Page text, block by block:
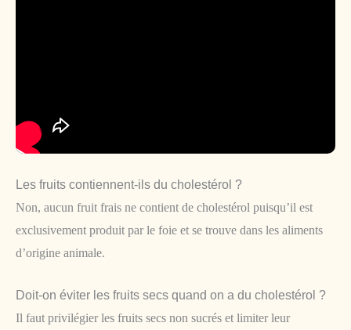
Les fruits contiennent-ils du cholestérol ?
Non, aucun fruit frais ne contient de cholestérol puisqu’il est
exclusivement produit par le foie et se trouve dans les aliments
d’origine animale.
Doit-on éviter les fruits secs quand on a du cholestérol ?
Il faut privilégier les fruits secs non sucrés et limiter leur